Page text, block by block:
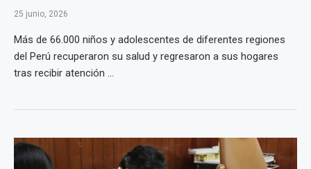
25 junio, 2026
Más de 66.000 niños y adolescentes de diferentes regiones
del Perú recuperaron su salud y regresaron a sus hogares
tras recibir atención ...